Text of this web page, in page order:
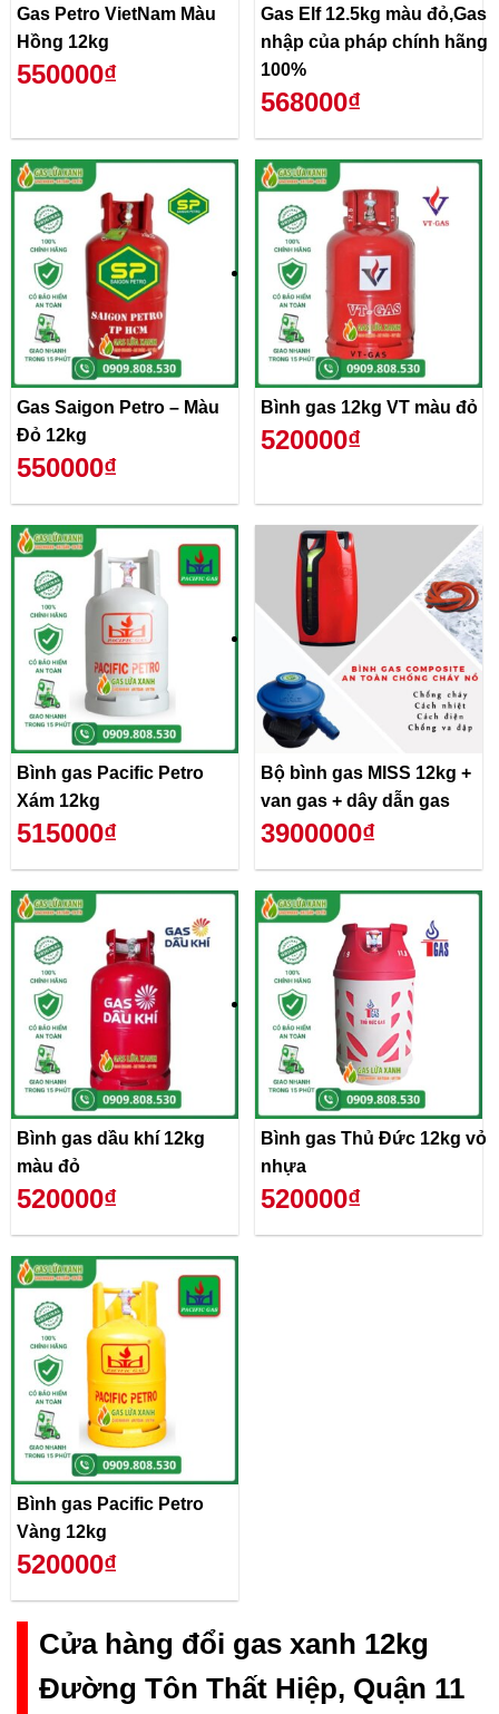
Gas Petro VietNam Màu
Hồng 12kg
550000₫
Gas Elf 12.5kg màu đỏ,Gas
nhập của pháp chính hãng
100%
568000₫
Gas Saigon Petro – Màu
Đỏ 12kg
550000₫
Bình gas 12kg VT màu đỏ
520000₫
Bình gas Pacific Petro
Xám 12kg
515000₫
Bộ bình gas MISS 12kg +
van gas + dây dẫn gas
3900000₫
Bình gas dầu khí 12kg
màu đỏ
520000₫
Bình gas Thủ Đức 12kg vỏ
nhựa
520000₫
Bình gas Pacific Petro
Vàng 12kg
520000₫
Cửa hàng đổi gas xanh 12kg
Đường Tôn Thất Hiệp, Quận 11